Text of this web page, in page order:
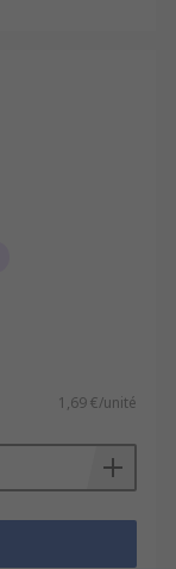
1,69 €/unité